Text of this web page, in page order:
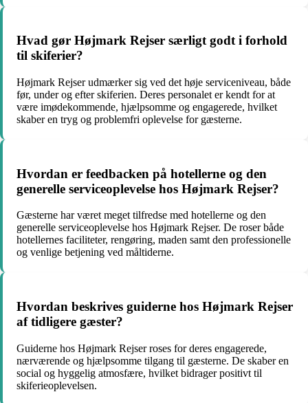
Hvad gør Højmark Rejser særligt godt i forhold
til skiferier?
Højmark Rejser udmærker sig ved det høje serviceniveau, både
før, under og efter skiferien. Deres personalet er kendt for at
være imødekommende, hjælpsomme og engagerede, hvilket
skaber en tryg og problemfri oplevelse for gæsterne.
Hvordan er feedbacken på hotellerne og den
generelle serviceoplevelse hos Højmark Rejser?
Gæsterne har været meget tilfredse med hotellerne og den
generelle serviceoplevelse hos Højmark Rejser. De roser både
hotellernes faciliteter, rengøring, maden samt den professionelle
og venlige betjening ved måltiderne.
Hvordan beskrives guiderne hos Højmark Rejser
af tidligere gæster?
Guiderne hos Højmark Rejser roses for deres engagerede,
nærværende og hjælpsomme tilgang til gæsterne. De skaber en
social og hyggelig atmosfære, hvilket bidrager positivt til
skiferieoplevelsen.